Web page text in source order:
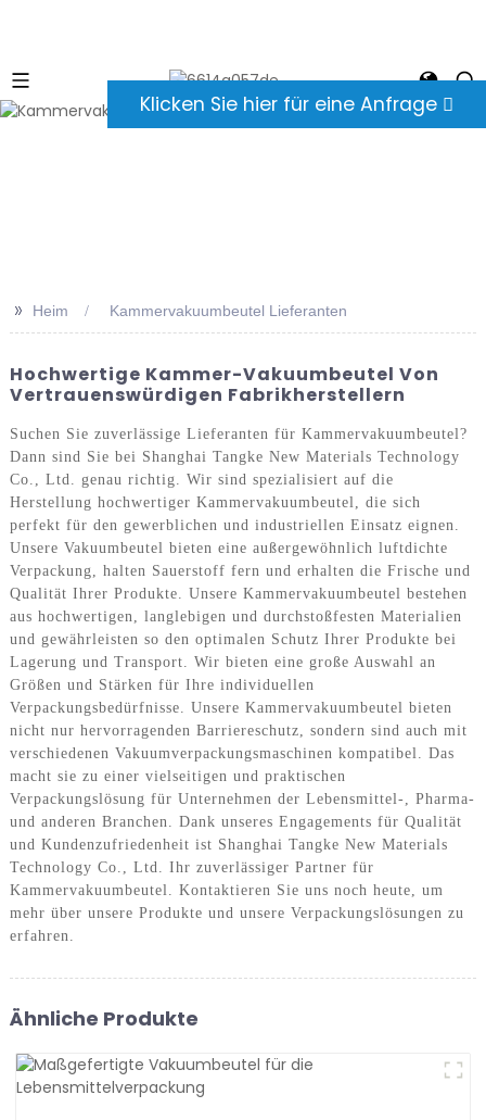
Klicken Sie hier für eine Anfrage
>> Heim Kammervakuumbeutel Lieferanten
Hochwertige Kammer-Vakuumbeutel Von
Vertrauenswürdigen Fabrikherstellern
Suchen Sie zuverlässige Lieferanten für Kammervakuumbeutel?
Dann sind Sie bei Shanghai Tangke New Materials Technology
Co., Ltd. genau richtig. Wir sind spezialisiert auf die
Herstellung hochwertiger Kammervakuumbeutel, die sich
perfekt für den gewerblichen und industriellen Einsatz eignen.
Unsere Vakuumbeutel bieten eine außergewöhnlich luftdichte
Verpackung, halten Sauerstoff fern und erhalten die Frische und
Qualität Ihrer Produkte. Unsere Kammervakuumbeutel bestehen
aus hochwertigen, langlebigen und durchstoßfesten Materialien
und gewährleisten so den optimalen Schutz Ihrer Produkte bei
Lagerung und Transport. Wir bieten eine große Auswahl an
Größen und Stärken für Ihre individuellen
Verpackungsbedürfnisse. Unsere Kammervakuumbeutel bieten
nicht nur hervorragenden Barriereschutz, sondern sind auch mit
verschiedenen Vakuumverpackungsmaschinen kompatibel. Das
macht sie zu einer vielseitigen und praktischen
Verpackungslösung für Unternehmen der Lebensmittel-, Pharma-
und anderen Branchen. Dank unseres Engagements für Qualität
und Kundenzufriedenheit ist Shanghai Tangke New Materials
Technology Co., Ltd. Ihr zuverlässiger Partner für
Kammervakuumbeutel. Kontaktieren Sie uns noch heute, um
mehr über unsere Produkte und unsere Verpackungslösungen zu
erfahren.
Ähnliche Produkte